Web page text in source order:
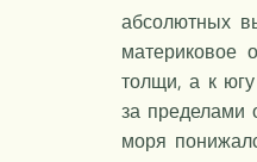
абсолютных
материковое
толщи, а к
за пределами
моря